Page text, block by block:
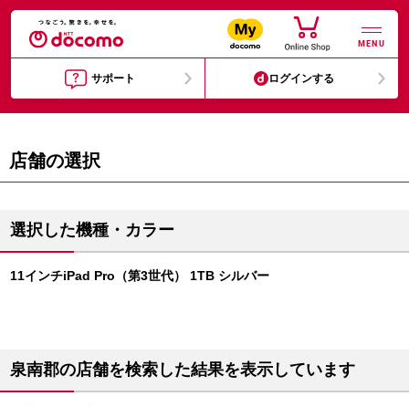
MENU
サポート ログインする
店舗の選択
選択した機種・カラー
11インチiPad Pro（第3世代） 1TB シルバー
泉南郡の店舗を検索した結果を表示しています